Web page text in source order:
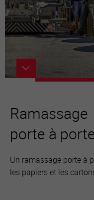
Ramassage
porte à
Un ramassage porte à
les papiers et les